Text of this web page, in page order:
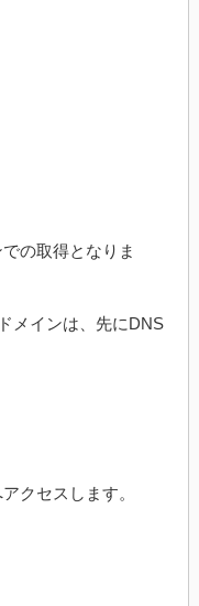
の取得となりま
メインは、先にDNS
クセスします。